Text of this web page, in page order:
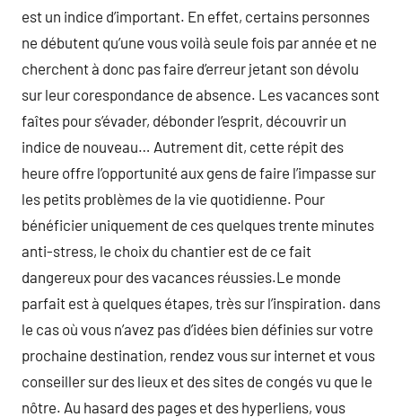
est un indice d’important. En effet, certains personnes
ne débutent qu’une vous voilà seule fois par année et ne
cherchent à donc pas faire d’erreur jetant son dévolu
sur leur corespondance de absence. Les vacances sont
faîtes pour s’évader, débonder l’esprit, découvrir un
indice de nouveau… Autrement dit, cette répit des
heure offre l’opportunité aux gens de faire l’impasse sur
les petits problèmes de la vie quotidienne. Pour
bénéficier uniquement de ces quelques trente minutes
anti-stress, le choix du chantier est de ce fait
dangereux pour des vacances réussies.Le monde
parfait est à quelques étapes, très sur l’inspiration. dans
le cas où vous n’avez pas d’idées bien définies sur votre
prochaine destination, rendez vous sur internet et vous
conseiller sur des lieux et des sites de congés vu que le
nôtre. Au hasard des pages et des hyperliens, vous